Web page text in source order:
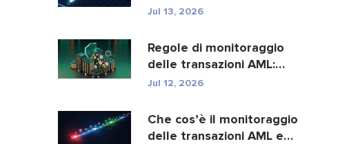
completa alla con...
Jul 13, 2026
Regole di monitoraggio
delle transazioni AML:
come individuano i r...
Jul 12, 2026
Che cos’è il monitoraggio
delle transazioni AML e